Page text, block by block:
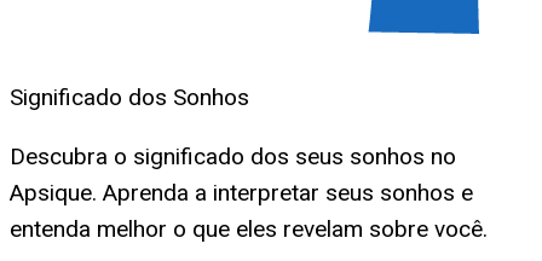
Significado dos Sonhos
Descubra o significado dos seus sonhos no
Apsique. Aprenda a interpretar seus sonhos e
entenda melhor o que eles revelam sobre você.